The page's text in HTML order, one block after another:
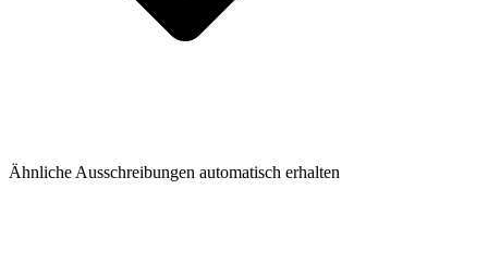
Ähnliche Ausschreibungen automatisch erhalten